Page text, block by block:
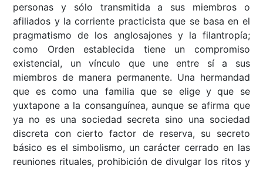
personas y sólo transmitida a sus miembros o
afiliados y la corriente practicista que se basa en el
pragmatismo de los anglosajones y la filantropía;
como Orden establecida tiene un compromiso
existencial, un vínculo que une entre sí a sus
miembros de manera permanente. Una hermandad
que es como una familia que se elige y que se
yuxtapone a la consanguínea, aunque se afirma que
ya no es una sociedad secreta sino una sociedad
discreta con cierto factor de reserva, su secreto
básico es el simbolismo, un carácter cerrado en las
reuniones rituales, prohibición de divulgar los ritos y